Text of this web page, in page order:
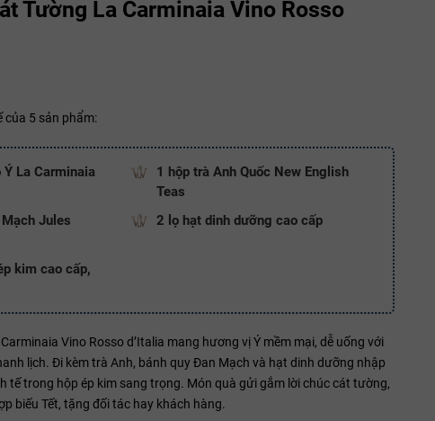
Tường La Carminaia Vino Rosso
của 5 sản phẩm:
La Carminaia
1 hộp trà Anh Quốc New English
Teas
Jules
2 lọ hạt dinh dưỡng cao cấp
kim cao cấp,
Vino Rosso d’Italia mang hương vị Ý mềm mại, dễ uống với
lịch. Đi kèm trà Anh, bánh quy Đan Mạch và hạt dinh dưỡng nhập
tế trong hộp ép kim sang trọng. Món quà gửi gắm lời chúc cát tường,
biếu Tết, tặng đối tác hay khách hàng.